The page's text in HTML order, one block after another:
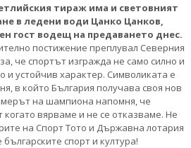
тираж има и световният
в ледени води Цанко Цанков,
гост водещ на предаването днес.
постижение преплувал Северния
че спортът изгражда не само силно и
и устойчив характер. Символиката е
в който България получава своя нов
на шампиона напомня, че
когато вярваме и не се отказваме. Не
на Спорт Тото и Държавна лотария
спорт и култура!